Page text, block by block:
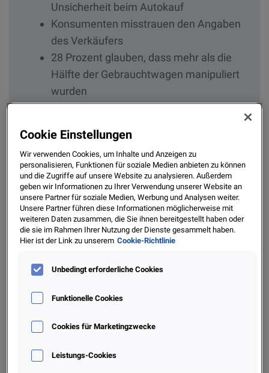
Unsicherheit beim Autokauf
Konsumenten misstrauen den Angaben
des Verkäufers
28 Prozent glauben, dass mehr als die
Hälfte der Gebrauchtwagen manipuliert
wurden
Vor allem zurückgedrehte Tachos
Autolebenslauf CarCert schützt
Konsumenten vor Betrug
Wiesbaden/Bielefeld, 28.1.2021:Sieben Millionen
Gebrauchtwagen werden im Jahr in Deutschland verkauft.
Nach Schätzungen der Polizei ist bei jedem dritten, also
Diese Einschätzung wird von der Mehrheit der Deutschen
geteilt. Laut einer Umfrage des Bielefelder
Meinungsforschungsinstituts Mentefactum im Auftrag von
CarCert by Experian (CarCert) unter 1.000 repräsentativ
ausgesuchten Bundesbürgern sehen 66% der Deutschen in
möglichen Tachomanipulationen beim Autokauf ein
Problem.
Cookie Einstellungen
Wir verwenden Cookies, um Inhalte und Anzeigen zu
personalisieren, Funktionen für soziale Medien anbieten zu können
und die Zugriffe auf unsere Website zu analysieren. Außerdem
geben wir Informationen zu Ihrer Verwendung unserer Website an
unsere Partner für soziale Medien, Werbung und Analysen weiter.
Unsere Partner führen diese Informationen möglicherweise mit
weiteren Daten zusammen, die Sie ihnen bereitgestellt haben oder
die sie im Rahmen Ihrer Nutzung der Dienste gesammelt haben.
Hier ist der Link zu unserem Cookie-Richtlinie
Unbedingt erforderliche Cookies
Funktionelle Cookies
Cookies für Marketingzwecke
Leistungs-Cookies